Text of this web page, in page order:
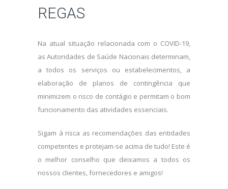
REGAS
Na atual situação relacionada com o COVID-19,
as Autoridades de Saúde Nacionais determinam,
a todos os serviços ou estabelecimentos, a
elaboração de planos de contingência que
minimizem o risco de contágio e permitam o bom
funcionamento das atividades essenciais.
Sigam à risca as recomendações das entidades
competentes e protejam-se acima de tudo! Este é
o melhor conselho que deixamos a todos os
nossos clientes, fornecedores e amigos!